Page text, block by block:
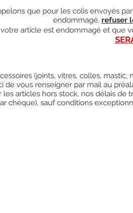
que pour les colis envoyés
endommagé, refuser
votre article est endommagé et que
(joints, vitres, colles,
de vous renseigner par mail au
les articles hors stock, nos délais de
chèque), sauf conditions